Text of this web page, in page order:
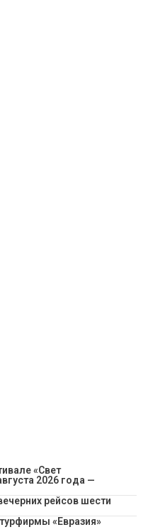
«Свет
2026 года —
рейсов шести
«Евразия»